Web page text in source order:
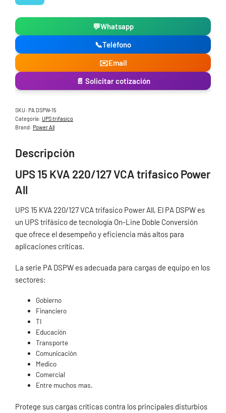
💬Whatsapp
📞Teléfono
✉️Email
📄 Solicitar cotización
SKU: PA DSPW-15
Categoría: UPS trifasico
Brand: Power All
Descripción
UPS 15 KVA 220/127 VCA trifasico Power
All
UPS 15 KVA 220/127 VCA trifasico Power All, El PA DSPW es
un UPS trifásico de tecnología On-Line Doble Conversión
que ofrece el desempeño y eficiencia más altos para
aplicaciones críticas.
La serie PA DSPW es adecuada para cargas de equipo en los
sectores:
Gobierno
Financiero
TI
Educación
Transporte
Comunicación
Medico
Comercial
Entre muchos mas.
Protege sus cargas críticas contra los principales disturbios